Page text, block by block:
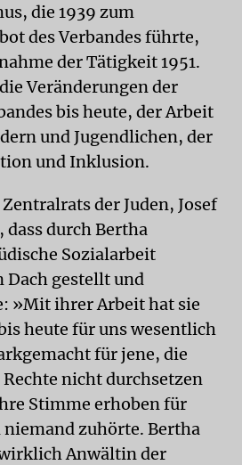
die 1939 zum
des Verbandes führte,
der Tätigkeit 1951.
Veränderungen der
bis heute, der Arbeit
und Jugendlichen, der
und Inklusion.
der Juden, Josef
dass durch Bertha
Sozialarbeit
Dach gestellt und
»Mit ihrer Arbeit hat sie
heute für uns wesentlich
für jene, die
nicht durchsetzen
Stimme erhoben für
zuhörte. Bertha
Anwältin der